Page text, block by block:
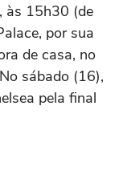
às 15h30 (de
por sua
de casa, no
sábado (16),
pela final